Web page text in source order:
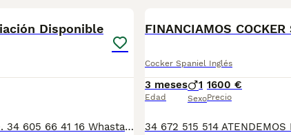
Disponible
🐾 Tutty Pets Love – Criador Responsable. 34 605 66 41 16 Whastapp y llamadas En Tutty Pets Love trabajamos con pasión y responsabilidad para ofrecer cachorros sanos, equilibrados y con todas las garantías. ✅ Vacunas correspondientes a su edad. ✅ Cartilla veterinaria. ✅ Desparasitación interna y externa. ✅ Pasaporte y microchip. ✅ Garantías víricas y congénitas. ✅ Contrato de compraventa sellado por la empresa. ✅ Envíos a toda la península (según kilometraje). ✅ Financiación personalizada de 6 a 48 meses, con y sin intereses. 💳 Financiación disponible. Consulta cómodas cuotas adaptadas a tus necesidades. 📞 34 605 66 41 16 Whastapp y llamadas 🌐 www.tuttypetslove.es 🐶 Tutty Pets Love, donde nacen grandes compañeros.
FINANCIAMOS
Cocker Spaniel Inglés
3 meses
Edad
1
Sexo
1600 €
Precio